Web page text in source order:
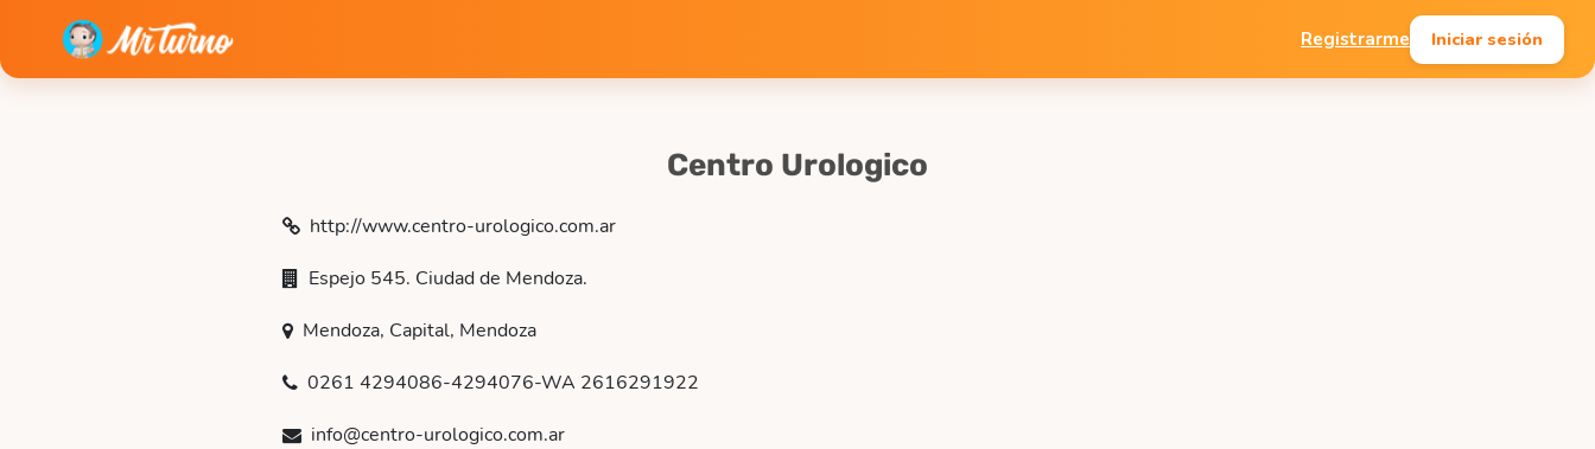
Registrarme Iniciar sesión
Centro Urologico
http://www.centro-urologico.com.ar
Espejo 545. Ciudad de Mendoza.
Mendoza, Capital, Mendoza
0261 4294086-4294076-WA 2616291922
info@centro-urologico.com.ar